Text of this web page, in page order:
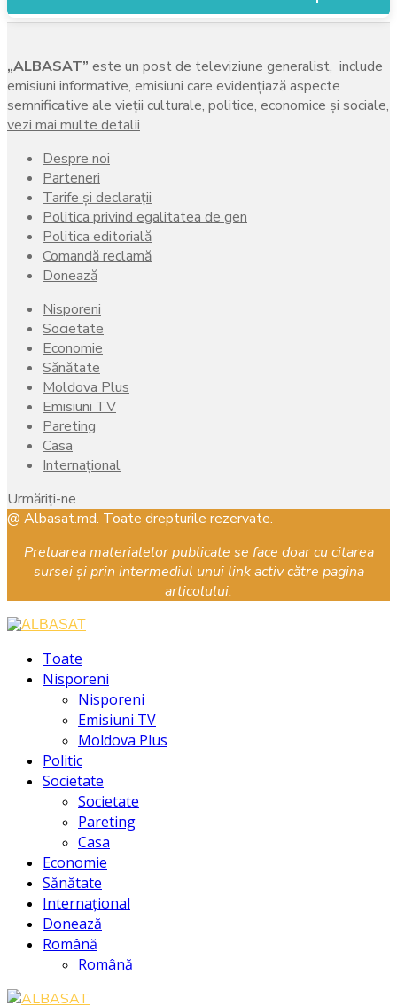
„ALBASAT” este un post de televiziune generalist, include
emisiuni informative, emisiuni care evidenţiază aspecte
semnificative ale vieţii culturale, politice, economice şi sociale,
vezi mai multe detalii
Despre noi
Parteneri
Tarife și declarații
Politica privind egalitatea de gen
Politica editorială
Comandă reclamă
Donează
Nisporeni
Societate
Economie
Sănătate
Moldova Plus
Emisiuni TV
Pareting
Casa
Internațional
Urmăriți-ne
Facebook
Instagram
Youtube
@ Albasat.md. Toate drepturile rezervate.
Preluarea materialelor publicate se face doar cu citarea
sursei și prin intermediul unui link activ către pagina
articolului.
Toate
Nisporeni
Nisporeni
Emisiuni TV
Moldova Plus
Politic
Societate
Societate
Pareting
Casa
Economie
Sănătate
Internațional
Donează
Română
Română